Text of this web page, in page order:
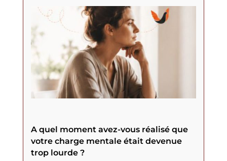
A quel moment avez-vous réalisé que
votre charge mentale était devenue
trop lourde ?